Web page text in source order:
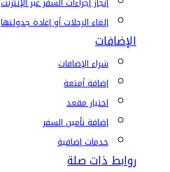
إلغاء الرحلات أو إعادة جدولتها
الإضافات
شراء الإضافات
إضافة أمتعة
اختيار مقعد
إضافة تأمين السفر
خدمات إضافية
روابط ذات صلة